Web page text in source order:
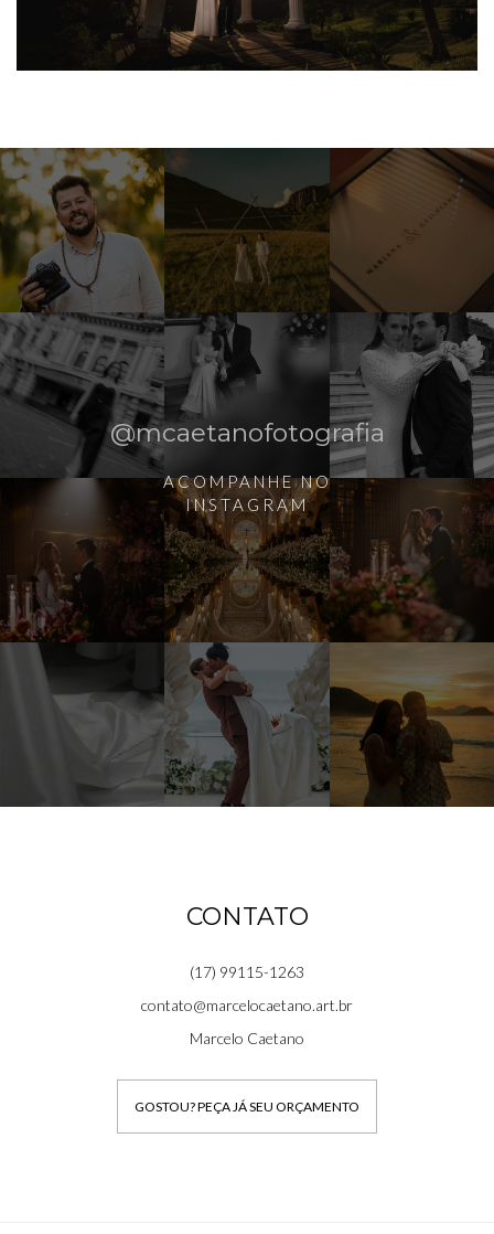
@mcaetanofotografia
ACOMPANHE NO
INSTAGRAM
CONTATO
(17) 99115-1263
contato@marcelocaetano.art.br
Marcelo Caetano
GOSTOU? PEÇA JÁ SEU ORÇAMENTO